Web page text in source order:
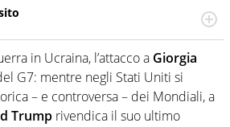
e sul campo per vivere ogni evento
Passione smisurata per il
di cuoio. Il pallone è una cosa
dirgli di no
in Ucraina, l’attacco a Giorgia
G7: mentre negli Stati Uniti si
– e controversa – dei Mondiali, a
Trump rivendica il suo ultimo